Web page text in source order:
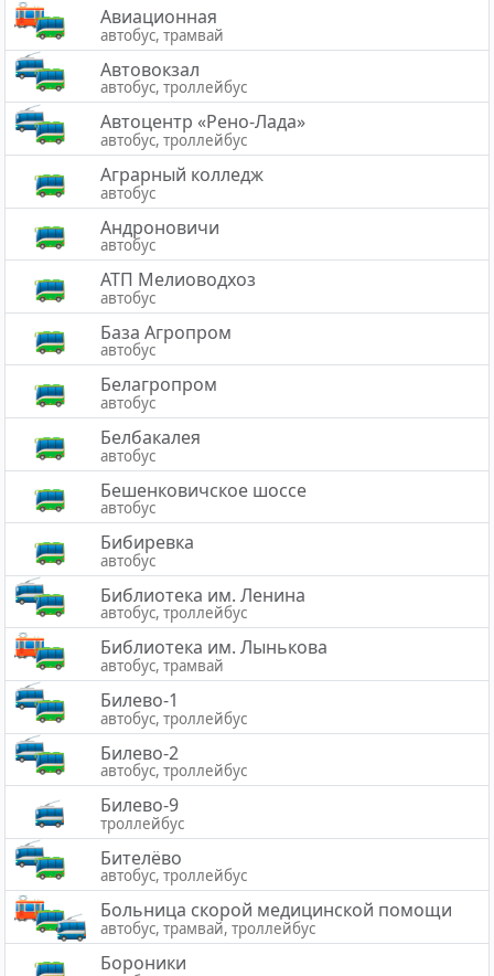
Авиационная
автобус, трамвай
Автовокзал
автобус, троллейбус
Автоцентр «Рено-Лада»
автобус, троллейбус
Аграрный колледж
автобус
Андроновичи
автобус
АТП Мелиоводхоз
автобус
База Агропром
автобус
Белагропром
автобус
Белбакалея
автобус
Бешенковичское шоссе
автобус
Бибиревка
автобус
Библиотека им. Ленина
автобус, троллейбус
Библиотека им. Лынькова
автобус, трамвай
Билево-1
автобус, троллейбус
Билево-2
автобус, троллейбус
Билево-9
троллейбус
Бителёво
автобус, троллейбус
Больница скорой медицинской помощи
автобус, трамвай, троллейбус
Бороники